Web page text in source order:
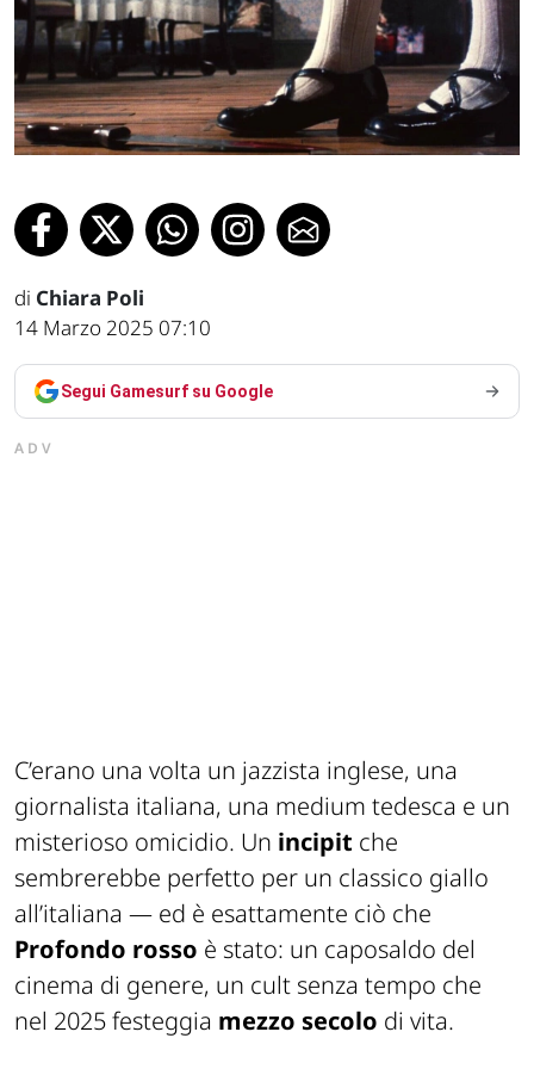
di Chiara Poli
14 Marzo 2025 07:10
Segui Gamesurf su Google
ADV
C’erano una volta un jazzista inglese, una
giornalista italiana, una medium tedesca e un
misterioso omicidio. Un incipit che
sembrerebbe perfetto per un classico giallo
all’italiana — ed è esattamente ciò che
Profondo rosso è stato: un caposaldo del
cinema di genere, un cult senza tempo che
nel 2025 festeggia mezzo secolo di vita.